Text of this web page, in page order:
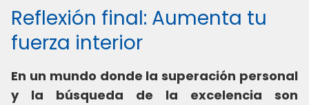
Reflexión final: Aumenta tu
fuerza interior
En un mundo donde la superación personal
y la búsqueda de la excelencia son